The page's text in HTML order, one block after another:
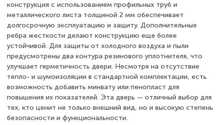
конструкция с использованием профильных труб и
металлического листа толщиной 2 мм обеспечивает
долгосрочную эксплуатацию и защиту. Дополнительные
ребра жесткости делают конструкцию еще более
устойчивой. Для защиты от холодного воздуха и пыли
предусмотрены два контура резинового уплотнителя, что
улучшает герметичность двери. Несмотря на отсутствие
тепло- и шумоизоляции в стандартной комплектации, есть
возможность добавить минвату или пенопласт для
повышения их показателей. Эта дверь — отличный выбор для
тех, кто ценит не только внешний вид, но и высокую степень
безопасности и функциональности.